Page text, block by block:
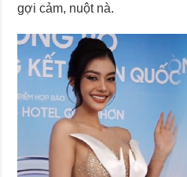
gợi cảm, nuột nà.